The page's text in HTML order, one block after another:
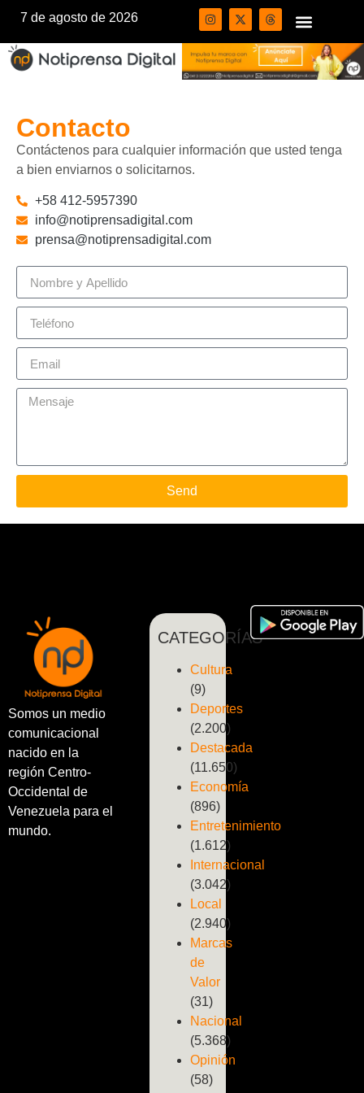
7 de agosto de 2026
Contacto
Contáctenos para cualquier información que usted tenga
a bien enviarnos o solicitarnos.
+58 412-5957390
info@notiprensadigital.com
prensa@notiprensadigital.com
Send
Somos un medio
comunicacional
nacido en la
región Centro-
Occidental de
Venezuela para el
mundo.
CATEGORÍAS
Cultura
(9)
Deportes
(2.200)
Destacada
(11.650)
Economía
(896)
Entretenimiento
(1.612)
Internacional
(3.042)
Local
(2.940)
Marcas
de
Valor
(31)
Nacional
(5.368)
Opinión
(58)